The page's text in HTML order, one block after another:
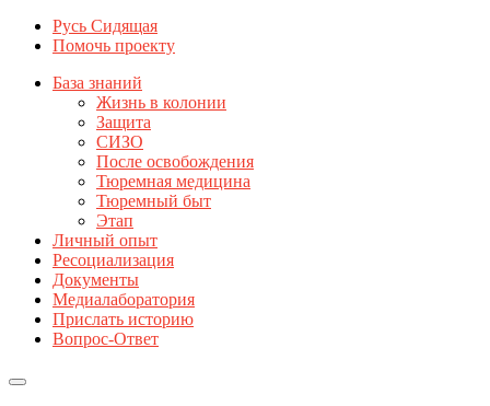
Русь Сидящая
Помочь проекту
База знаний
Жизнь в колонии
Защита
СИЗО
После освобождения
Тюремная медицина
Тюремный быт
Этап
Личный опыт
Ресоциализация
Документы
Медиалаборатория
Прислать историю
Вопрос-Ответ